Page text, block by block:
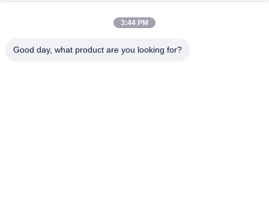
Huis
Producten
3:44 PM
Good day, what product are you looking for?